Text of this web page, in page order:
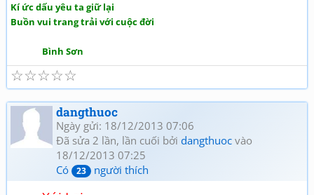
Kí ức dấu yêu ta giữ lại
Buồn vui trang trải với cuộc đời
Bình Sơn
☆
☆
☆
☆
☆
dangthuoc
Ngày gửi: 18/12/2013 07:06
Đã sửa 2 lần, lần cuối bởi dangthuoc vào
18/12/2013 07:25
Có
23 người thích